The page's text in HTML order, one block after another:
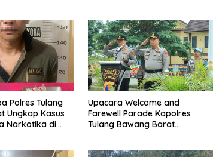
Polres Tulang
Ungkap Kasus
Narkotika di
Upacara Welcome and
Farewell Parade Kapolres
Tulang Bawang Barat